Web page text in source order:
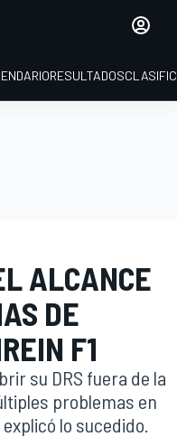
RESULTADOS
ALCANCE
DE
F1
su DRS fuera de la
problemas en
lo sucedido.